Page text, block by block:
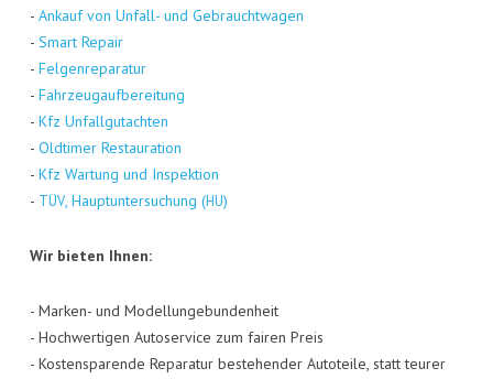
- Ankauf von Unfall- und Gebraucht­wa­gen
- Smart Repair
- Fel­gen­re­pa­ra­tur
- Fahr­zeug­auf­be­rei­tung
- Kfz Unfall­gut­ach­ten
- Old­ti­mer Restau­ra­ti­on
- Kfz War­tung und Inspek­ti­on
- TÜV, Haupt­un­ter­su­chung (HU)
Wir bie­ten Ihnen:
- Mar­ken- und Model­lun­ge­bun­den­heit
- Hoch­wer­ti­gen Auto­ser­vice zum fai­ren Preis
- Kos­ten­spa­ren­de Repa­ra­tur bestehen­der Auto­tei­le, statt teu­rer